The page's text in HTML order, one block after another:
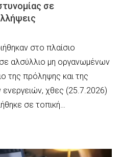
σε
στο πλαίσιο
αλσύλλιο μη οργανωμένων
της πρόληψης και της
χθες (25.7.2026)
σε τοπική…